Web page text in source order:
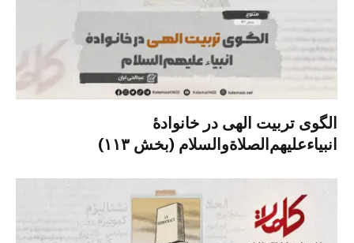
الگوی تربیت الهی در خانوادۀ
انبیاءعلیهم‌الصلاةو‌السلام (بخش ۱۱۳)